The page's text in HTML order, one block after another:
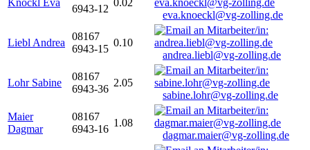
Knöckl Eva
6943-12
0.02
eva.knoeckl@vg-zolling.de
Liebl Andrea
08167
6943-15
0.10
andrea.liebl@vg-zolling.de
Lohr Sabine
08167
6943-36
2.05
sabine.lohr@vg-zolling.de
Maier
Dagmar
08167
6943-16
1.08
dagmar.maier@vg-zolling.de